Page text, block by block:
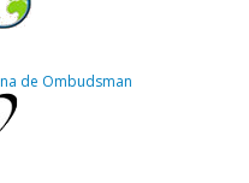
de Ombudsman